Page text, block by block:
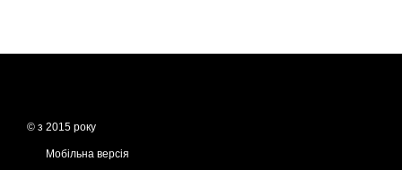
© з 2015 року
Мобільна версія